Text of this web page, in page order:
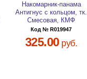
Накомарник-панама
Антигнус с кольцом, тк.
Смесовая, КМФ
Код № R019947
325.00руб.